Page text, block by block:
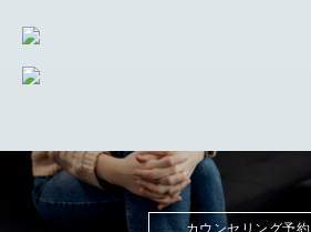
カウンセリング予約